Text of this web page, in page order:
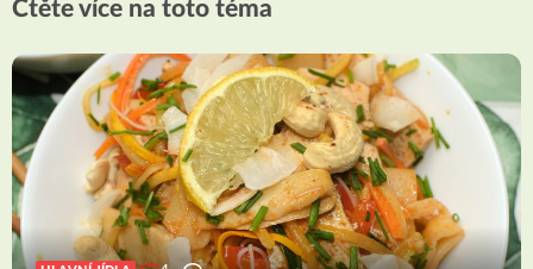
Čtěte více na toto téma